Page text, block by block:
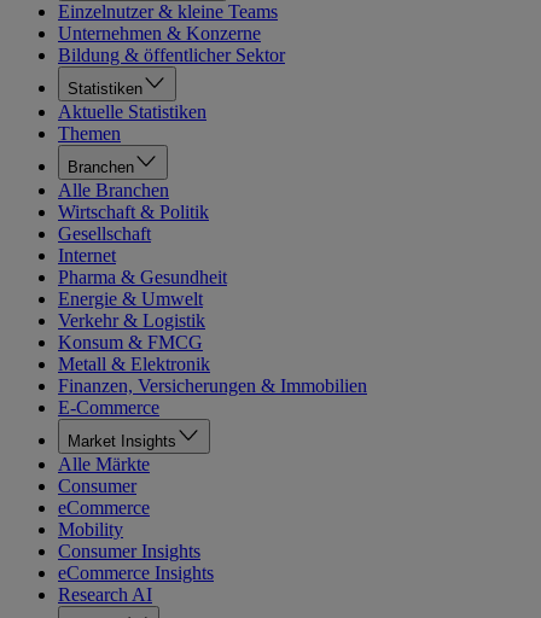
Einzelnutzer & kleine Teams
Unternehmen & Konzerne
Bildung & öffentlicher Sektor
Statistiken
Aktuelle Statistiken
Themen
Branchen
Alle Branchen
Wirtschaft & Politik
Gesellschaft
Internet
Pharma & Gesundheit
Energie & Umwelt
Verkehr & Logistik
Konsum & FMCG
Metall & Elektronik
Finanzen, Versicherungen & Immobilien
E-Commerce
Market Insights
Alle Märkte
Consumer
eCommerce
Mobility
Consumer Insights
eCommerce Insights
Research AI